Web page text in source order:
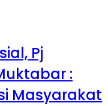
Pj
:
Masyarakat